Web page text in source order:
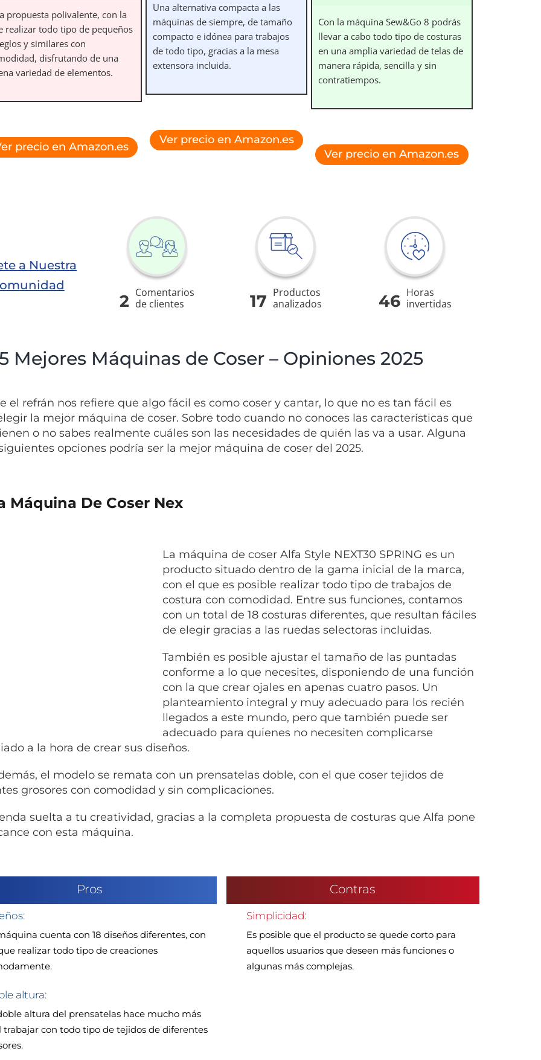
propuesta polivalente, con la
realizar todo tipo de pequeños
y similares con
disfrutando de una
variedad de elementos.
precio en Amazon.es
Una alternativa compacta a las
máquinas de siempre, de tamaño
compacto e idónea para trabajos
de todo tipo, gracias a la mesa
extensora incluida.
Ver precio en Amazon.es
Con la máquina Sew&Go 8 podrás
llevar a cabo todo tipo de costuras
en una amplia variedad de telas de
manera rápida, sencilla y sin
contratiempos.
Ver precio en Amazon.es
a Nuestra
2 Comentarios
de clientes
17 Productos
analizados
46 Horas
invertidas
Mejores Máquinas de Coser – Opiniones 2025
el refrán nos refiere que algo fácil es como coser y cantar, lo que no es tan fácil es
la mejor máquina de coser. Sobre todo cuando no conoces las características que
o no sabes realmente cuáles son las necesidades de quién las va a usar. Alguna
opciones podría ser la mejor máquina de coser del 2025.
Máquina De Coser Nex
La máquina de coser Alfa Style NEXT30 SPRING es un
producto situado dentro de la gama inicial de la marca,
con el que es posible realizar todo tipo de trabajos de
costura con comodidad. Entre sus funciones, contamos
con un total de 18 costuras diferentes, que resultan fáciles
de elegir gracias a las ruedas selectoras incluidas.
También es posible ajustar el tamaño de las puntadas
conforme a lo que necesites, disponiendo de una función
con la que crear ojales en apenas cuatro pasos. Un
planteamiento integral y muy adecuado para los recién
llegados a este mundo, pero que también puede ser
adecuado para quienes no necesiten complicarse
a la hora de crear sus diseños.
el modelo se remata con un prensatelas doble, con el que coser tejidos de
grosores con comodidad y sin complicaciones.
suelta a tu creatividad, gracias a la completa propuesta de costuras que Alfa pone
con esta máquina.
Pros
cuenta con 18 diseños diferentes, con
realizar todo tipo de creaciones
altura:
altura del prensatelas hace mucho más
trabajar con todo tipo de tejidos de diferentes
Contras
Simplicidad:
Es posible que el producto se quede corto para
aquellos usuarios que deseen más funciones o
algunas más complejas.